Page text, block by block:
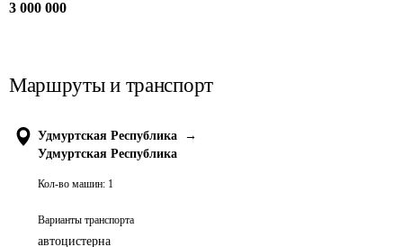
3 000 000
Маршруты и транспорт
Удмуртская Республика
→
Удмуртская Республика
Кол-во машин: 1
Варианты транспорта
автоцистерна